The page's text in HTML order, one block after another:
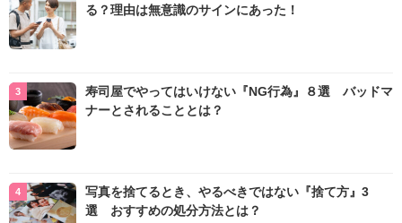
る？理由は無意識のサインにあった！
寿司屋でやってはいけない『NG行為』８選 バッドマ
ナーとされることとは？
写真を捨てるとき、やるべきではない『捨て方』3
選 おすすめの処分方法とは？